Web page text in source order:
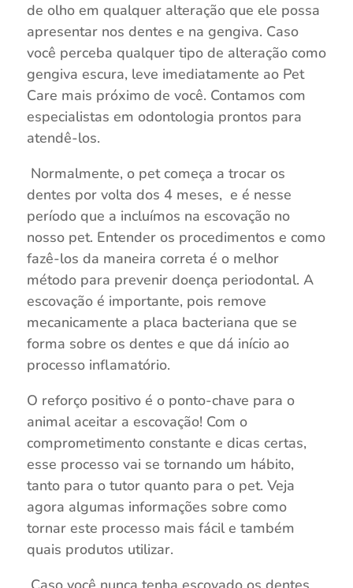
de olho em qualquer alteração que ele possa
apresentar nos dentes e na gengiva. Caso
você perceba qualquer tipo de alteração como
gengiva escura, leve imediatamente ao Pet
Care mais próximo de você. Contamos com
especialistas em odontologia prontos para
atendê-los.
Normalmente, o pet começa a trocar os
dentes por volta dos 4 meses, e é nesse
período que a incluímos na escovação no
nosso pet. Entender os procedimentos e como
fazê-los da maneira correta é o melhor
método para prevenir doença periodontal. A
escovação é importante, pois remove
mecanicamente a placa bacteriana que se
forma sobre os dentes e que dá início ao
processo inflamatório.
O reforço positivo é o ponto-chave para o
animal aceitar a escovação! Com o
comprometimento constante e dicas certas,
esse processo vai se tornando um hábito,
tanto para o tutor quanto para o pet. Veja
agora algumas informações sobre como
tornar este processo mais fácil e também
quais produtos utilizar.